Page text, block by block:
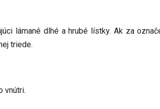
lámané dlhé a hrubé lístky. Ak za
triede.
vnútri.